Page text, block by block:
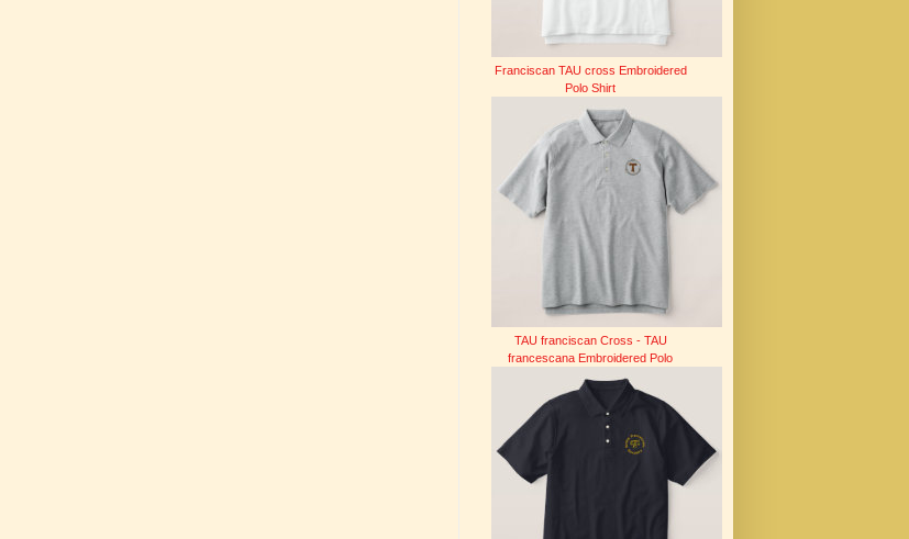
Franciscan TAU cross Embroidered
Polo Shirt
TAU franciscan Cross - TAU
francescana Embroidered Polo